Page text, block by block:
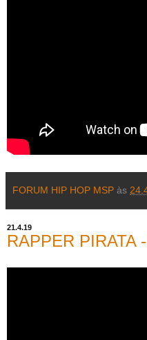
FORUM HIP HOP MSP às
21.4.19
RAPPER PIRATA